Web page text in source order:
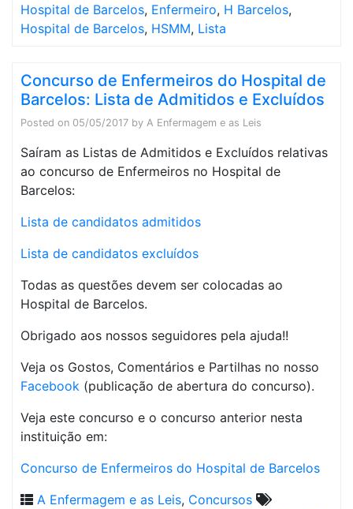
Hospital de Barcelos, Enfermeiro, H Barcelos,
Hospital de Barcelos, HSMM, Lista
Concurso de Enfermeiros do Hospital de
Barcelos: Lista de Admitidos e Excluídos
Posted on 05/05/2017 by A Enfermagem e as Leis
Saíram as Listas de Admitidos e Excluídos relativas
ao concurso de Enfermeiros no Hospital de
Barcelos:
Lista de candidatos admitidos
Lista de candidatos excluídos
Todas as questões devem ser colocadas ao
Hospital de Barcelos.
Obrigado aos nossos seguidores pela ajuda!!
Veja os Gostos, Comentários e Partilhas no nosso
Facebook (publicação de abertura do concurso).
Veja este concurso e o concurso anterior nesta
instituição em:
Concurso de Enfermeiros do Hospital de Barcelos
A Enfermagem e as Leis, Concursos